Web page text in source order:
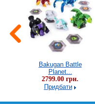
Bakugan Battle
Planet...
2799.00 грн.
Придбати